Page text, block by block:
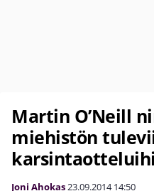
Martin O’Neill
miehistön
Joni Ahokas23.09.2014 14:50